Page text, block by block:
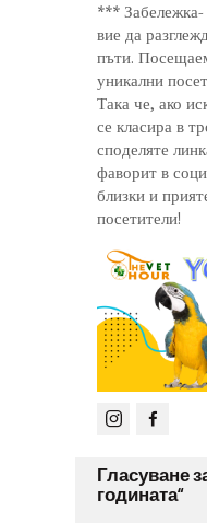
*** Забележка-
вие да
пъти.
уникални
Така че, ако
се класира в
споделяте
фаворит в
близки и
посетители!
Гласуване
годината“